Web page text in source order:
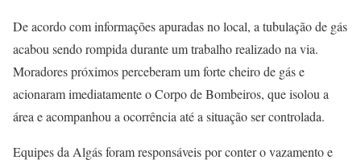
De acordo com informações apuradas no local, a tubulação de gás
acabou sendo rompida durante um trabalho realizado na via.
Moradores próximos perceberam um forte cheiro de gás e
acionaram imediatamente o Corpo de Bombeiros, que isolou a
área e acompanhou a ocorrência até a situação ser controlada.
Equipes da Algás foram responsáveis por conter o vazamento e